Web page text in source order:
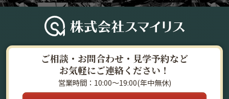
ご相談・お問合わせ・見学予約など
お気軽にご連絡ください！
営業時間：10:00～19:00(年中無休)